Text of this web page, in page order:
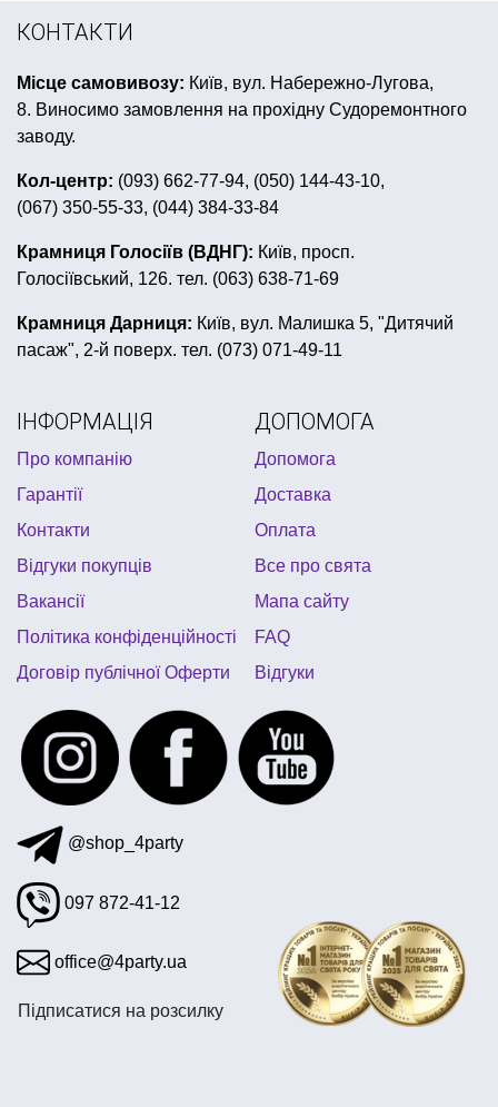
товари для свята львів
купити латексні кульки
пластиковий посуд в українському стилі
день народження в стилі єдинорога
маски на карнавал обруч на голову
свічки цифри на торт
морська вечірка
листівки 8 березня
сувенірні гроші купити плащ
хлопавка святкова все для день народження купити
незвичайні світильники
піньяти дитячий хелловін
гавайські леї купити
костюм на хелловін дорослий купити
КОНТАКТИ
Місце самовивозу: Київ, вул. Набережно-Лугова,
8. Виносимо замовлення на прохідну Судоремонтного
заводу.
Кол-центр: (093) 662-77-94, (050) 144-43-10,
(067) 350-55-33, (044) 384-33-84
Крамниця Голосіїв (ВДНГ): Київ, просп.
Голосіївський, 126. тел. (063) 638-71-69
Крамниця Дарниця: Київ, вул. Малишка 5, "Дитячий
пасаж", 2-й поверх. тел. (073) 071-49-11
ІНФОРМАЦІЯ
Про компанію
Гарантії
Контакти
Відгуки покупців
Вакансії
Політика конфіденційності
Договір публічної Оферти
ДОПОМОГА
Допомога
Доставка
Оплата
Все про свята
Мапа сайту
FAQ
Відгуки
@shop_4party
097 872-41-12
office@4party.ua
Підписатися на розсилку